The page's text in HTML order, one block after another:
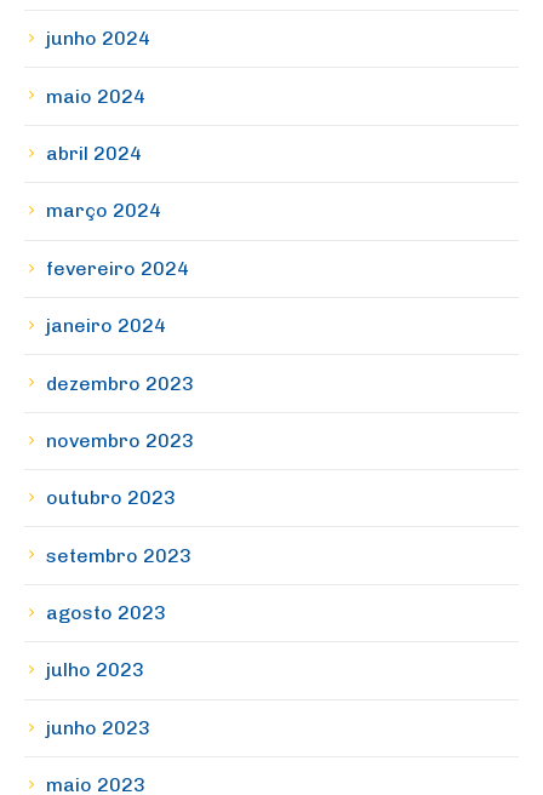
junho 2024
maio 2024
abril 2024
março 2024
fevereiro 2024
janeiro 2024
dezembro 2023
novembro 2023
outubro 2023
setembro 2023
agosto 2023
julho 2023
junho 2023
maio 2023